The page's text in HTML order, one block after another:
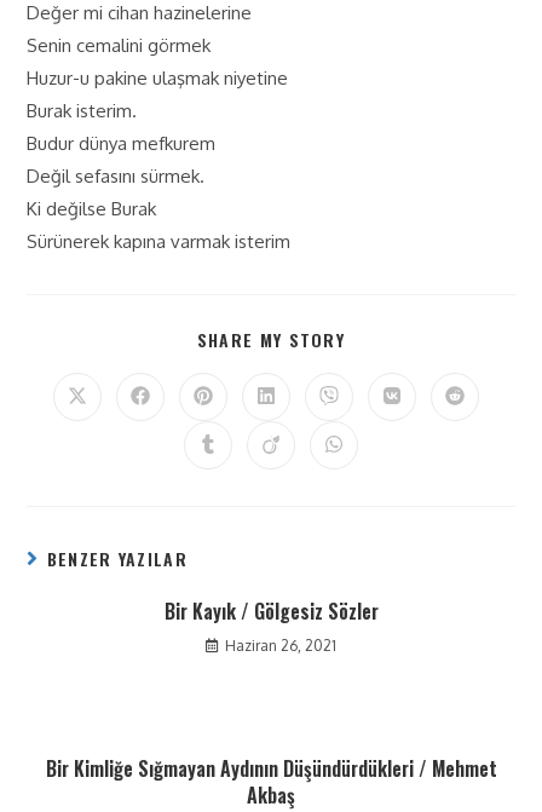
Değer mi cihan hazinelerine
Senin cemalini görmek
Huzur-u pakine ulaşmak niyetine
Burak isterim.
Budur dünya mefkurem
Değil sefasını sürmek.
Ki değilse Burak
Sürünerek kapına varmak isterim
SHARE MY STORY
BENZER YAZILAR
Bir Kayık / Gölgesiz Sözler
Haziran 26, 2021
Bir Kimliğe Sığmayan Aydının Düşündürdükleri / Mehmet
Akbaş